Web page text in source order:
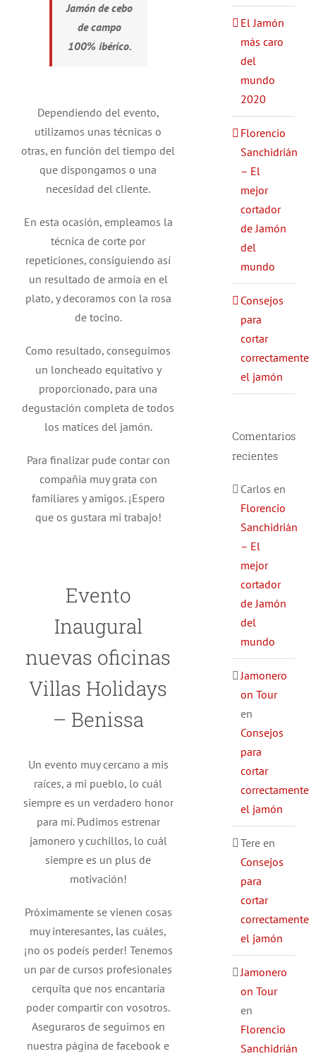
Jamón de cebo
de campo
100% ibérico.
Dependiendo del evento,
utilizamos unas técnicas o
otras, en función del tiempo del
que dispongamos o una
necesidad del cliente.
En esta ocasión, empleamos la
técnica de corte por
repeticiones, consiguiendo así
un resultado de armoía en el
plato, y decoramos con la rosa
de tocino.
Como resultado, conseguimos
un loncheado equitativo y
proporcionado, para una
degustación completa de todos
los matices del jamón.
Para finalizar pude contar con
compañia muy grata con
familiares y amigos. ¡Espero
que os gustara mi trabajo!
Evento
Inaugural
nuevas oficinas
Villas Holidays
– Benissa
Un evento muy cercano a mis
raíces, a mi pueblo, lo cuál
siempre es un verdadero honor
para mí. Pudimos estrenar
jamonero y cuchillos, lo cuál
siempre es un plus de
motivación!
Próximamente se vienen cosas
muy interesantes, las cuáles,
¡no os podeís perder! Tenemos
un par de cursos profesionales
cerquita que nos encantaría
poder compartir con vosotros.
Aseguraros de seguirnos en
nuestra página de facebook e
El Jamón
más caro
del
mundo
2020
Florencio
Sanchidrián
– El
mejor
cortador
de Jamón
del
mundo
Consejos
para
cortar
correctamente
el jamón
Comentarios
recientes
Carlos en
Florencio
Sanchidrián
– El
mejor
cortador
de Jamón
del
mundo
Jamonero
on Tour
en
Consejos
para
cortar
correctamente
el jamón
Tereen
Consejos
para
cortar
correctamente
el jamón
Jamonero
on Tour
en
Florencio
Sanchidrián